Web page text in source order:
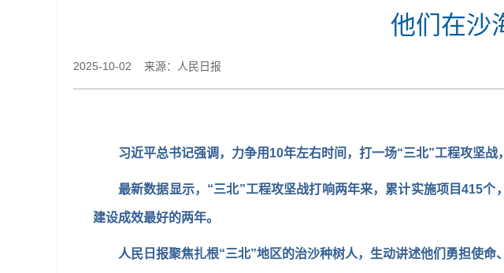
他们在沙
2025-10-02 来源：人民日报
习近平总书记强调，力争用10年左右时间，打一场“三北”工程攻坚
最新数据显示，“三北”工程攻坚战打响两年来，累计实施项目415个
建设成效最好的两年。
人民日报聚焦扎根“三北”地区的治沙种树人，生动讲述他们勇担使命